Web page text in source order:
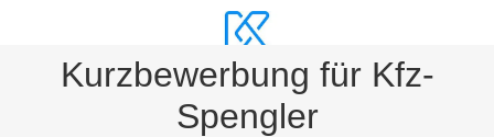
Kurzbewerbung für Kfz-
Spengler